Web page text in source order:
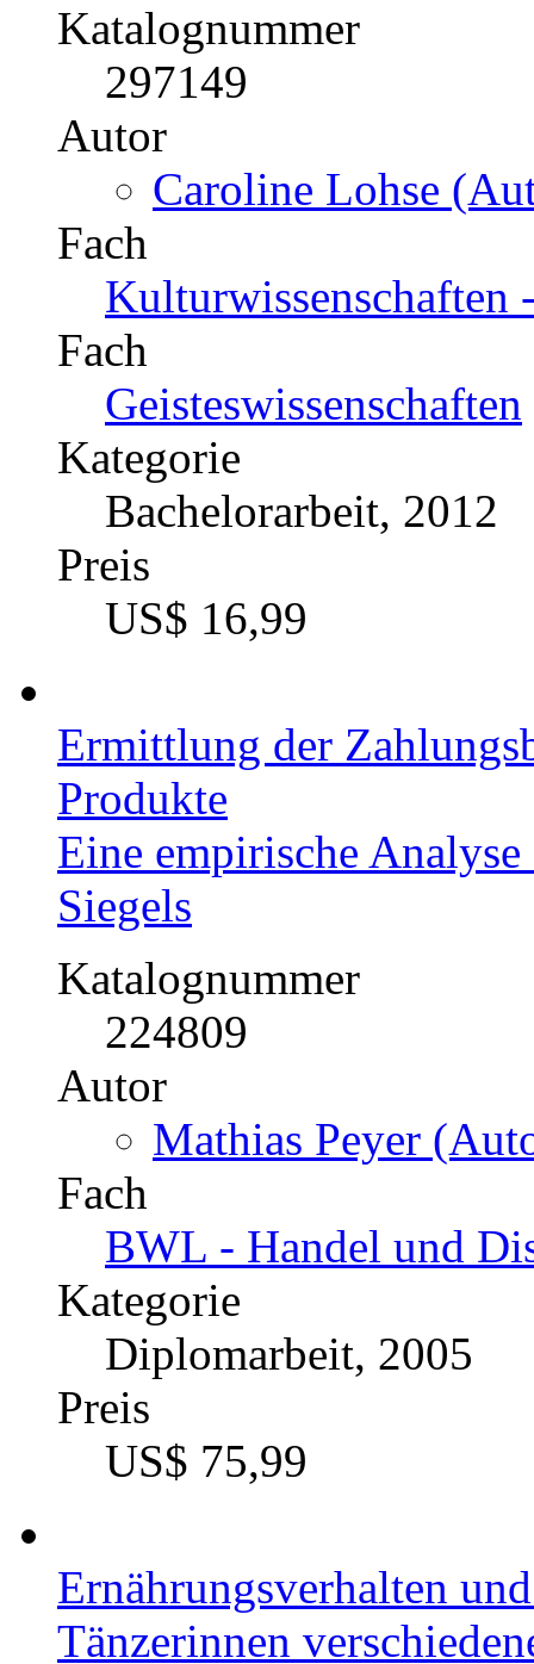
Katalognummer
297149
Autor
Caroline Lohse
Fach
Kulturwissenschaften
Fach
Geisteswissenschaften
Kategorie
Bachelorarbeit, 2012
Preis
US$ 16,99
Ermittlung der
Produkte
Eine empirische
Siegels
Katalognummer
224809
Autor
Mathias Peyer
Fach
BWL - Handel und
Kategorie
Diplomarbeit, 2005
Preis
US$ 75,99
Ernährungsverhalten
Tänzerinnen